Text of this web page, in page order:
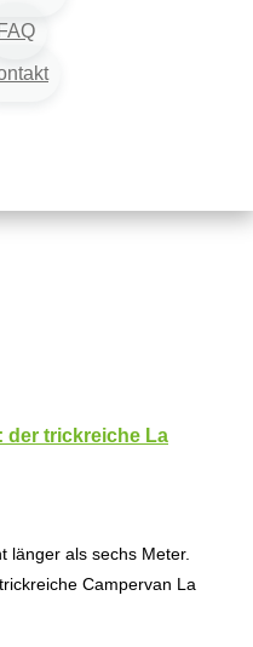
FAQ
der trickreiche La
länger als sechs Meter.
Campervan La